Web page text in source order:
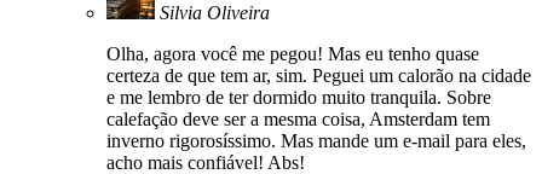
Silvia Oliveira
Olha, agora você me pegou! Mas eu tenho quase
certeza de que tem ar, sim. Peguei um calorão na cidade
e me lembro de ter dormido muito tranquila. Sobre
calefação deve ser a mesma coisa, Amsterdam tem
inverno rigorosíssimo. Mas mande um e-mail para eles,
acho mais confiável! Abs!